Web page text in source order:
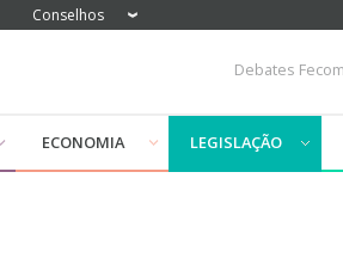
Conselhos
Debates
ECONOMIA LEGISLAÇÃO